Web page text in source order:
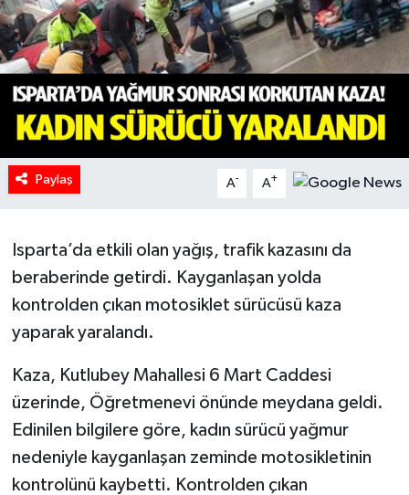
Paylaş A- A+
Isparta’da etkili olan yağış, trafik kazasını da
beraberinde getirdi. Kayganlaşan yolda
kontrolden çıkan motosiklet sürücüsü kaza
yaparak yaralandı.
Kaza, Kutlubey Mahallesi 6 Mart Caddesi
üzerinde, Öğretmenevi önünde meydana geldi.
Edinilen bilgilere göre, kadın sürücü yağmur
nedeniyle kayganlaşan zeminde motosikletinin
kontrolünü kaybetti. Kontrolden çıkan
İlginç
KÜLTÜR SANAT
MAGAZİN
POLİTİKA
RESMİ İLANLAR
SAĞLIK
Spor
Tarihi Yapılarımız
Teknoloji
Türkiye